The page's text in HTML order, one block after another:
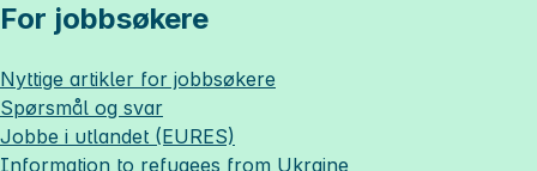
For jobbsøkere
Nyttige artikler for jobbsøkere
Spørsmål og svar
Jobbe i utlandet (EURES)
Information to refugees from Ukraine